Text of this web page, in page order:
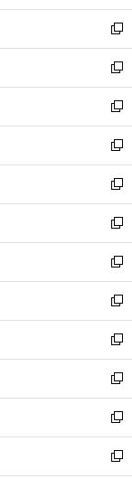
開
く
ウ
で
開
く
ン
ド
ウ
で
開
く
新
し
い
ウ
ィ
ン
ド
ウ
で
開
く
新
し
い
ウ
ィ
ン
ド
ウ
で
開
く
新
し
い
ウ
ィ
ン
ド
ウ
で
開
く
新
し
い
ウ
ィ
ン
ド
ウ
で
開
く
新
し
い
ウ
ィ
ン
ド
ウ
で
開
く
新
し
い
ウ
ィ
ン
ド
ウ
で
開
く
新
し
い
ウ
ィ
ン
ド
ウ
で
開
く
新
し
い
ウ
ィ
ン
ド
ウ
で
開
新
し
い
ウ
ィ
ン
ド
ウ
新
し
い
ウ
ィ
ン
新
し
い
ウ
新
し